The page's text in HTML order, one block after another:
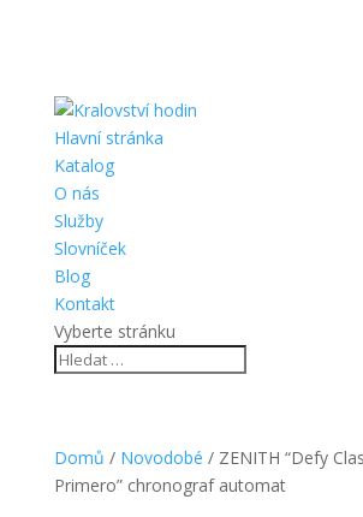
Hlavní stránka
Katalog
O nás
Služby
Slovníček
Blog
Kontakt
Vyberte stránku
Domů / Novodobé / ZENITH “Defy
Primero” chronograf automat